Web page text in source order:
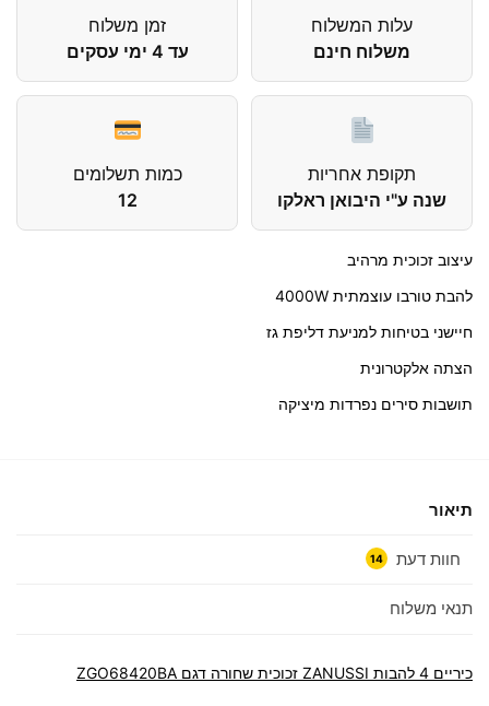
עלות המשלוח
משלוח חינם
זמן משלוח
עד 4 ימי עסקים
תקופת אחריות
שנה ע"י היבואן ראלקו
כמות תשלומים
12
עיצוב זכוכית מרהיב
להבת טורבו עוצמתית 4000W
חיישני בטיחות למניעת דליפת גז
הצתה אלקטרונית
תושבות סירים נפרדות מיציקה
תיאור
חוות דעת 14
תנאי משלוח
כיריים 4 להבות ZANUSSI זכוכית שחורה דגם ZGO68420BA